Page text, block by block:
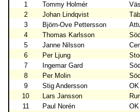
1 Tommy Holmér
2
Johan Lindqvist
3
Björn-Ove Pettersson
4
Thomas Karlsson
5
Janne Nilsson
6
Per Ljung
7
Ingemar Gard
8
Per Molin
9
Stig Andersson
10
Lars Jansson
11
Paul Norén